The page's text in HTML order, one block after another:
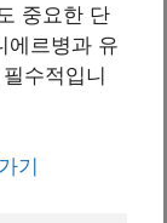
중요한 단
에르병과 유
수적입니
기